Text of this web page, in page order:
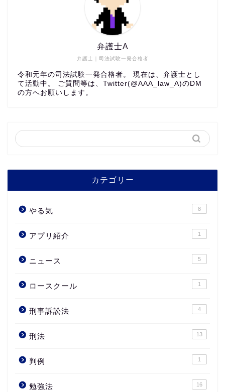
弁護士｜司法試験一発合格者
弁護士A
令和元年の司法試験一発合格者。 現在は、弁護士とし
て活動中。 ご質問等は、Twitter(@AAA_law_A)のDM
の方へお願いします。
カテゴリー
やる気 8
アプリ紹介 1
ニュース 5
ロースクール 1
刑事訴訟法 4
刑法 13
判例 1
勉強法 16